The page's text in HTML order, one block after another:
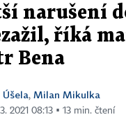
narušení
říká
Bena
Úšela, Milan Mikulka
2021 08:13 ▪ 13 min. čtení